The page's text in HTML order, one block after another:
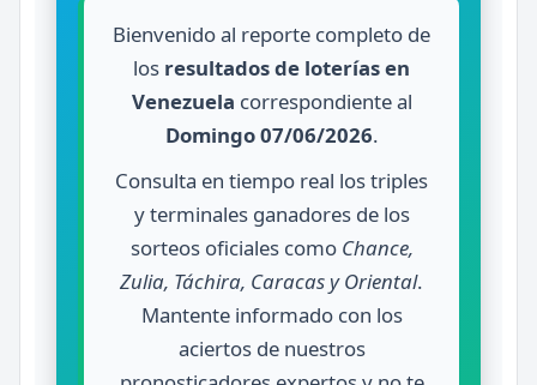
Bienvenido al reporte completo de
los resultados de loterías en
Venezuela correspondiente al
Domingo 07/06/2026.
Consulta en tiempo real los triples
y terminales ganadores de los
sorteos oficiales como Chance,
Zulia, Táchira, Caracas y Oriental.
Mantente informado con los
aciertos de nuestros